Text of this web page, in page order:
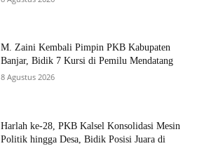
M. Zaini Kembali Pimpin PKB Kabupaten
Banjar, Bidik 7 Kursi di Pemilu Mendatang
8 Agustus 2026
Harlah ke-28, PKB Kalsel Konsolidasi Mesin
Politik hingga Desa, Bidik Posisi Juara di